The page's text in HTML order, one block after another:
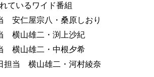
ているワイド番組
仁屋宗八・桑原しおり
山雄二・渕上沙紀
山雄二・中根夕希
横山雄二・河村綾奈